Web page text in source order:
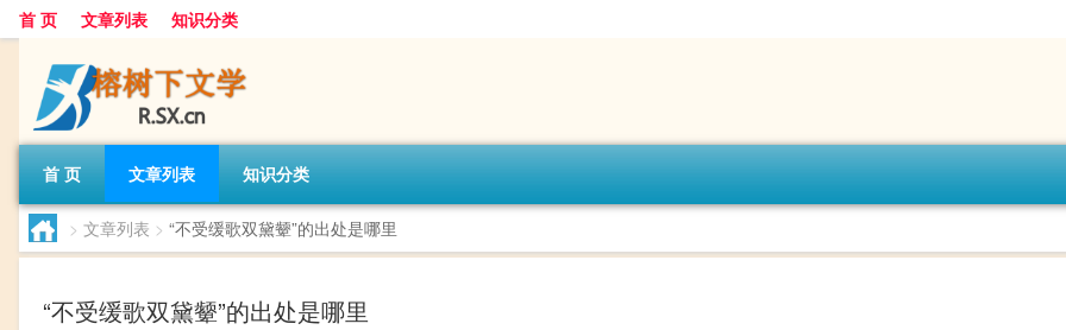
首 页 文章列表 知识分类
首 页 文章列表 知识分类
> 文章列表 > “不受缓歌双黛颦”的出处是哪里
“不受缓歌双黛颦”的出处是哪里